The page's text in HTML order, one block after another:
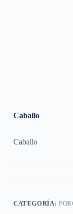
Caballo
Caballo
CATEGORÍA: